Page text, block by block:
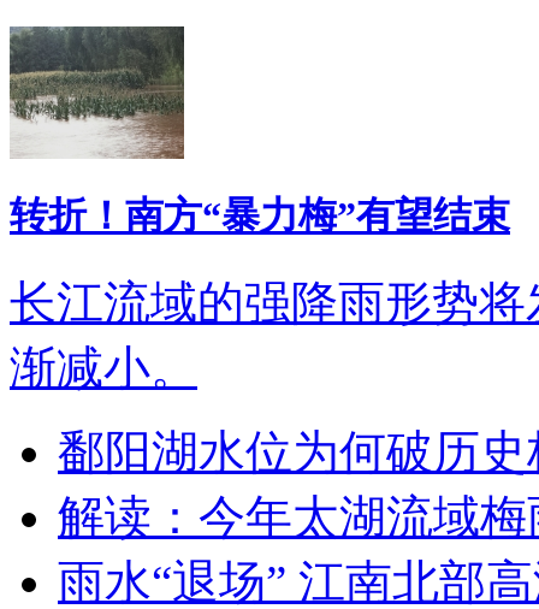
转折！南方“暴力梅”有望结束
长江流域的强降雨形势
渐减小。
鄱阳湖水位为何破历
解读：今年太湖流域
雨水“退场” 江南北部